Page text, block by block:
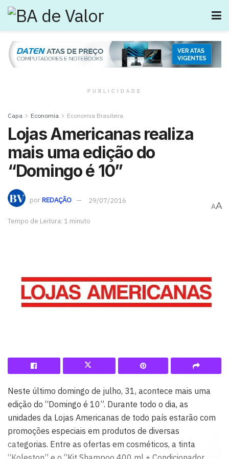
PUBLICIDADE
Capa Economia Economia Brasileira
Lojas Americanas realiza
mais uma edição do
“Domingo é 10”
porREDAÇÃO 29/07/2016
Tempo de Leitura: 1 minuto
AA
Neste último domingo de julho, 31, acontece mais uma
edição do “Domingo é 10”. Durante todo o dia, as
unidades da Lojas Americanas de todo país estarão com
promoções especiais em produtos de diversas
categorias. Entre as ofertas em cosméticos, a tinta